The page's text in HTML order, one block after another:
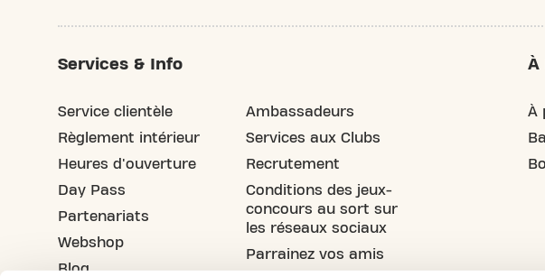
Services & Info
Service clientèle
Règlement intérieur
Heures d'ouverture
Day Pass
Partenariats
Webshop
Blog
Ambassadeurs
Services aux Clubs
Recrutement
Conditions des jeux-
concours au sort sur
les réseaux sociaux
Parrainez vos amis
À
À